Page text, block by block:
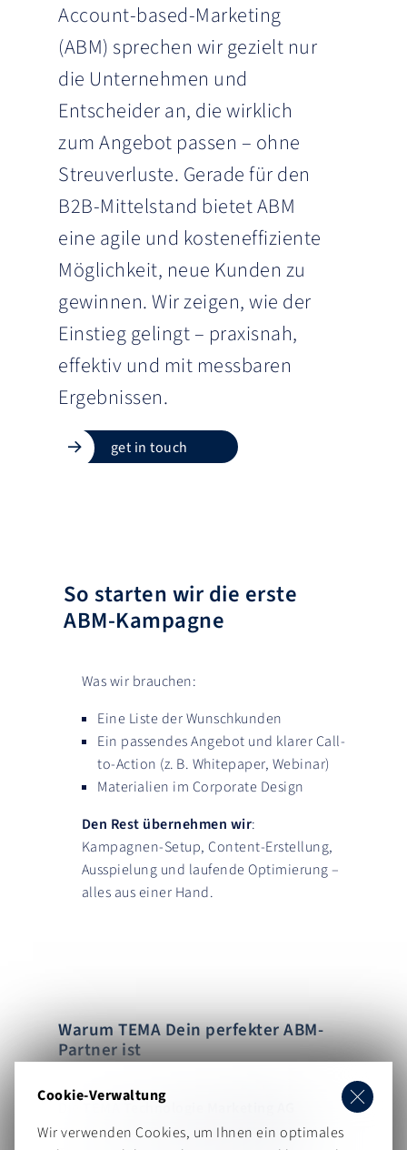
Account-based-Marketing
(ABM) sprechen wir gezielt nur
die Unternehmen und
Entscheider an, die wirklich
zum Angebot passen – ohne
Streuverluste. Gerade für den
B2B-Mittelstand bietet ABM
eine agile und kosteneffiziente
Möglichkeit, neue Kunden zu
gewinnen. Wir zeigen, wie der
Einstieg gelingt – praxisnah,
effektiv und mit messbaren
Ergebnissen.
get in touch
So starten wir die erste
ABM-Kampagne
Was wir brauchen:
Eine Liste der Wunschkunden
Ein passendes Angebot und klarer Call-
to-Action (z. B. Whitepaper, Webinar)
Materialien im Corporate Design
Den Rest übernehmen wir:
Kampagnen-Setup, Content-Erstellung,
Ausspielung und laufende Optimierung –
alles aus einer Hand.
Warum TEMA Dein perfekter ABM-
Partner ist
TEMA Technologie Marketing AG
steht als eine der größten deutschen B2B-
Cookie-Verwaltung
Wir verwenden Cookies, um Ihnen ein optimales